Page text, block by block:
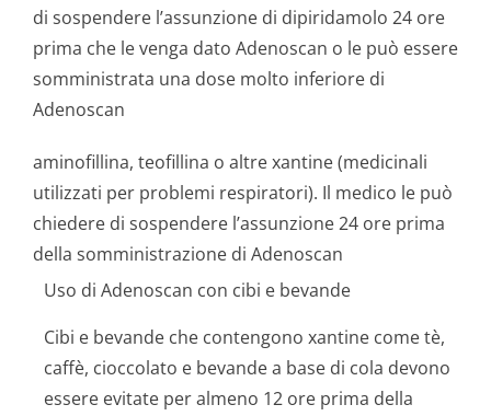
di sospendere l’assunzione di dipiridamolo 24 ore
prima che le venga dato Adenoscan o le può essere
somministrata una dose molto inferiore di
Adenoscan
aminofillina, teofillina o altre xantine (medicinali
utilizzati per problemi respiratori). Il medico le può
chiedere di sospendere l’assunzione 24 ore prima
della somministrazione di Adenoscan
Uso di Adenoscan con cibi e bevande
Cibi e bevande che contengono xantine come tè,
caffè, cioccolato e bevande a base di cola devono
essere evitate per almeno 12 ore prima della